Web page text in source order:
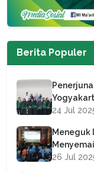
Berita Populer
24 Jul
Meneguk
26 Jul